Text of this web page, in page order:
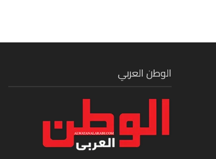
الوطن العربي